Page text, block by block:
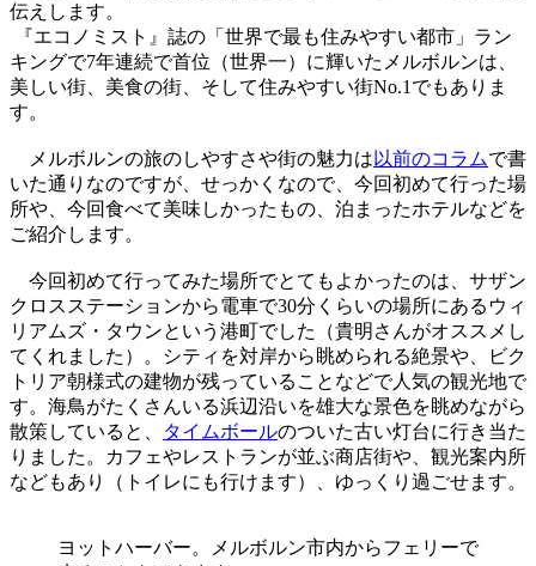
伝えします。
『エコノミスト』誌の「世界で最も住みやすい都市」ラン
キングで7年連続で首位（世界一）に輝いたメルボルンは、
美しい街、美食の街、そして住みやすい街No.1でもありま
す。
メルボルンの旅のしやすさや街の魅力は 以前のコラムで書
いた通りなのですが、せっかくなので、今回初めて行った場
所や、今回食べて美味しかったもの、泊まったホテルなどを
ご紹介します。
今回初めて行ってみた場所でとてもよかったのは、サザン
クロスステーションから電車で30分くらいの場所にあるウィ
リアムズ・タウンという港町でした（貴明さんがオススメし
てくれました）。シティを対岸から眺められる絶景や、ビク
トリア朝様式の建物が残っていることなどで人気の観光地で
す。海鳥がたくさんいる浜辺沿いを雄大な景色を眺めながら
散策していると、
タイムボールのついた古い灯台に行き当た
りました。カフェやレストランが並ぶ商店街や、観光案内所
などもあり（トイレにも行けます）、ゆっくり過ごせます。
ヨットハーバー。メルボルン市内からフェリーで